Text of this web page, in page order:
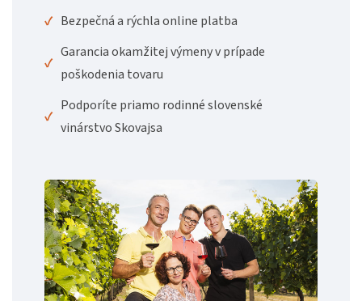
✓ Bezpečná a rýchla online platba
✓
Garancia okamžitej výmeny v prípade
poškodenia tovaru
✓
Podporíte priamo rodinné slovenské
vinárstvo Skovajsa